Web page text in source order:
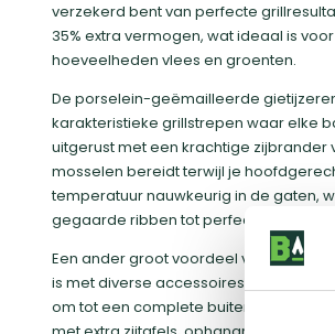
verzekerd bent van perfecte
35% extra vermogen, wat ideaal is
hoeveelheden vlees en groenten.
De porselein-geëmailleerde
karakteristieke grillstrepen waar elke
uitgerust met een krachtige zijbrander
mosselen bereidt terwijl je
temperatuur nauwkeurig in de gaten,
gegaarde ribben tot perfect gegrilde
Een ander groot voordeel van dit model
is met diverse accessoires zoals een
om tot een complete buitenkeuken.